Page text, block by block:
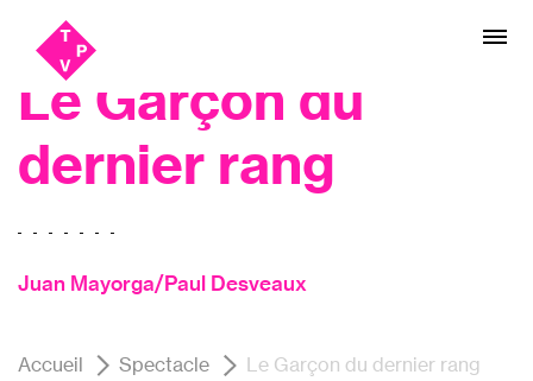
Aller
au
menu
Aller au
contenu
Théâtre
Le Garçon du
dernier rang
Juan Mayorga/Paul Desveaux
Accueil Spectacle Le Garçon du dernier rang